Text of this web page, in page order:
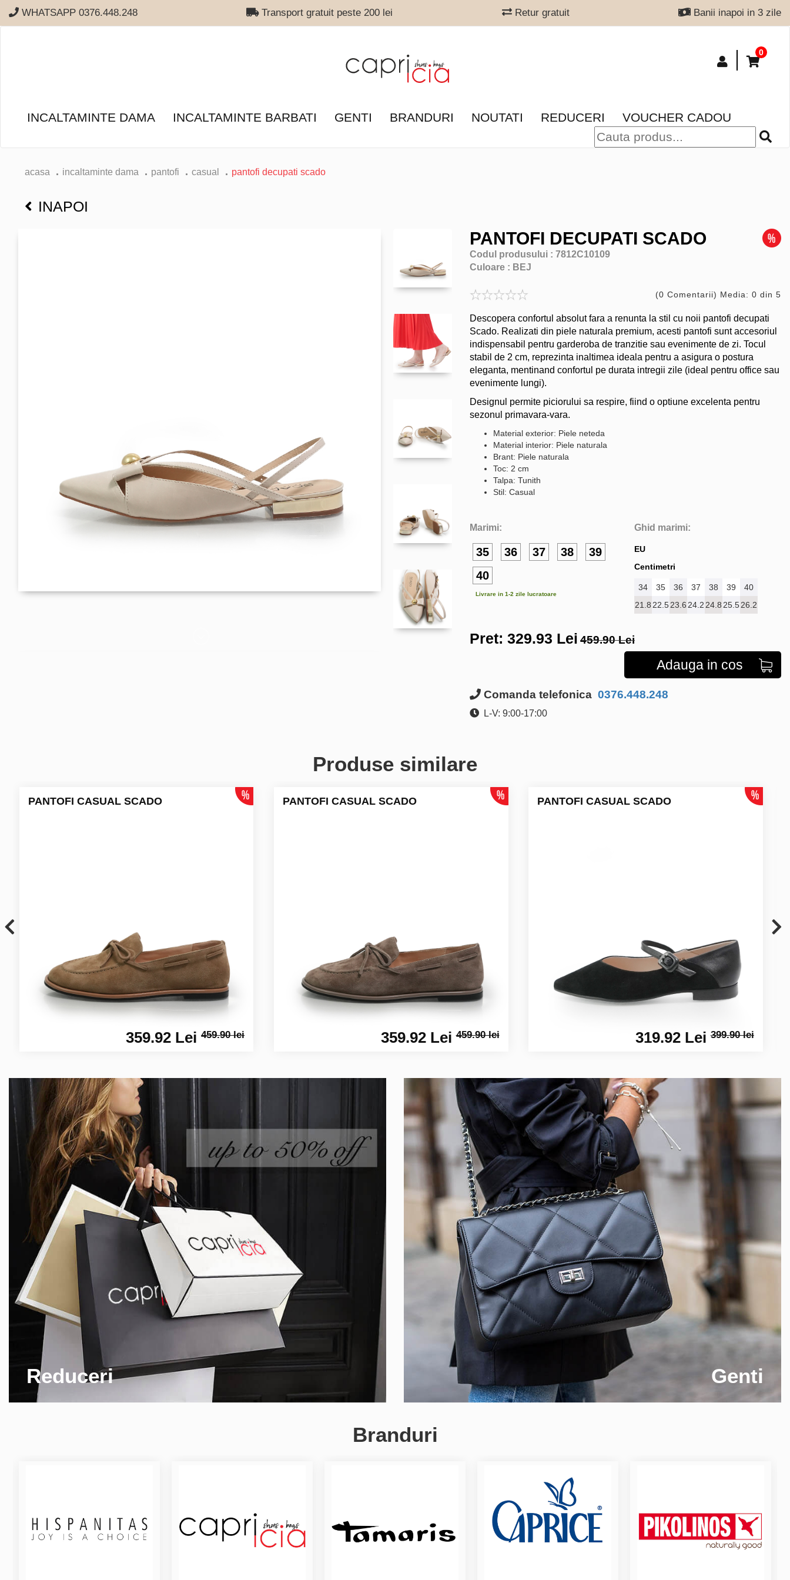
WHATSAPP 0376.448.248 Transport gratuit peste 200 lei Retur gratuit Banii inapoi in 3 zile
0
INCALTAMINTE DAMA INCALTAMINTE BARBATI GENTI BRANDURI NOUTATI REDUCERI VOUCHER CADOU
acasa incaltaminte dama pantofi casual pantofi decupati scado
INAPOI
PANTOFI DECUPATI SCADO
Codul produsului : 7812C10109
Culoare : BEJ
(0 Comentarii) Media: 0 din 5
Descopera confortul absolut fara a renunta la stil cu noii pantofi decupati
Scado. Realizati din piele naturala premium, acesti pantofi sunt accesoriul
indispensabil pentru garderoba de tranzitie sau evenimente de zi. Tocul
stabil de 2 cm, reprezinta inaltimea ideala pentru a asigura o postura
eleganta, mentinand confortul pe durata intregii zile (ideal pentru office sau
evenimente lungi).
Designul permite piciorului sa respire, fiind o optiune excelenta pentru
sezonul primavara-vara.
Material exterior: Piele neteda
Material interior: Piele naturala
Brant: Piele naturala
Toc: 2 cm
Talpa: Tunith
Stil: Casual
Marimi:
35 36 37 38
39
40
Livrare in 1-2 zile lucratoare
Ghid marimi:
EU
Centimetri
34 35 36 37 38 39
40
21.8 22.523.6 24.2 24.8 25.526.2
Pret: 329.93 Lei 459.90 Lei
Adauga in cos
Comanda telefonica 0376.448.248
L-V: 9:00-17:00
Produse similare
PANTOFI CASUAL SCADO
359.92 Lei459.90 lei
PANTOFI CASUAL SCADO
359.92 Lei459.90 lei
PANTOFI CASUAL SCADO
319.92 Lei399.90 lei
Reduceri Genti
Branduri